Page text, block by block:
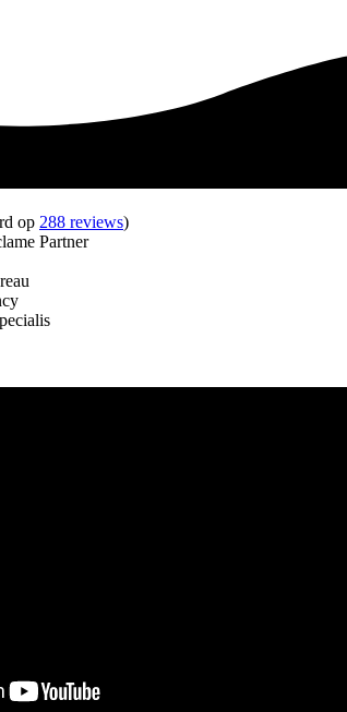
op 288 reviews)